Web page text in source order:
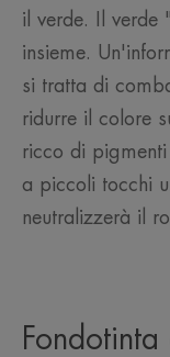
il verde. Il verde
insieme.
si tratta di
ridurre il colore
ricco di
a piccoli tocchi
neutralizzerà il